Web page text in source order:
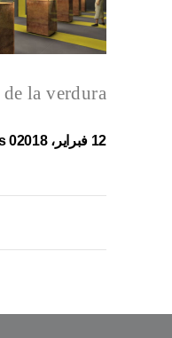
la verdura
12 فبراير، 2018 0 Comments